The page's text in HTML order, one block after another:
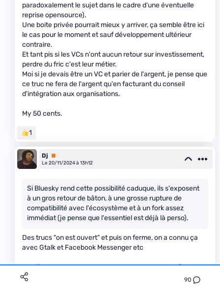
90
paradoxalement le sujet dans le cadre d'une éventuelle
reprise opensource).
Une boite privée pourrait mieux y arriver, ça semble être ici
le cas pour le moment et sauf développement ultérieur
contraire.
Et tant pis si les VCs n'ont aucun retour sur investissement,
perdre du fric c'est leur métier.
Moi si je devais être un VC et parier de l'argent, je pense que
ce truc ne fera de l'argent qu'en facturant du conseil
d'intégration aux organisations.
My 50 cents.
1
Dj
Premium
Le 20/11/2024 à 13h12
Si Bluesky rend cette possibilité caduque, ils s'exposent
à un gros retour de bâton, à une grosse rupture de
compatibilité avec l'écosystème et à un fork assez
immédiat (je pense que l'essentiel est déjà là perso).
Des trucs "on est ouvert" et puis on ferme, on a connu ça
avec Gtalk et Facebook Messenger etc
Il suffit que Bluesky propose un ajoute bien sympa (les
wizz?) dans le truc officiel mais hors du protocole AT pour